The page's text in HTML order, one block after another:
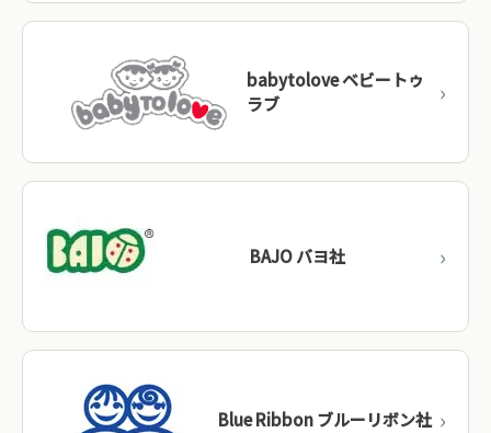
BRIO（ブリオ） スウェーデン→
Naef（ネフ） スイス →
babytolove ベビートゥ
ラブ
BAJO バヨ社
Blue Ribbon ブルーリボン社